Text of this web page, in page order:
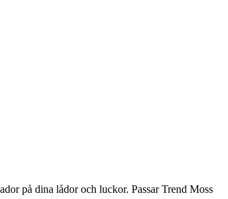
på dina lådor och luckor. Passar Trend Moss